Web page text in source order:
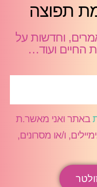
תפוצה
וחדשות על
החיים ועוד…
באתר ואני מאשר.ת
ו/או מסרונים,